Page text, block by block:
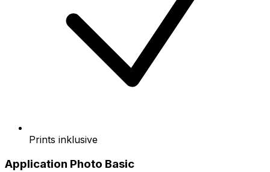
Prints inklusive
Application Photo Basic